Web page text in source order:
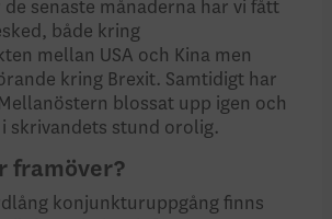
de senaste månaderna har vi fått
både kring
mellan USA och Kina men
kring Brexit. Samtidigt har
blossat upp igen och
skrivandets stund orolig.
framöver?
konjunkturuppgång finns